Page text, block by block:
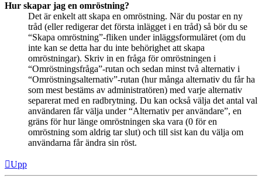
Hur skapar jag en omröstning?
Det är enkelt att skapa en omröstning. När du postar en ny
tråd (eller redigerar det första inlägget i en tråd) så bör du se
“Skapa omröstning”-fliken under inläggsformuläret (om du
inte kan se detta har du inte behörighet att skapa
omröstningar). Skriv in en fråga för omröstningen i
“Omröstningsfråga”-rutan och sedan minst två alternativ i
“Omröstningsalternativ”-rutan (hur många alternativ du får ha
som mest bestäms av administratören) med varje alternativ
separerat med en radbrytning. Du kan också välja det antal val
användaren får välja under “Alternativ per användare”, en
gräns för hur länge omröstningen ska vara (0 för en
omröstning som aldrig tar slut) och till sist kan du välja om
användarna får ändra sin röst.
Upp